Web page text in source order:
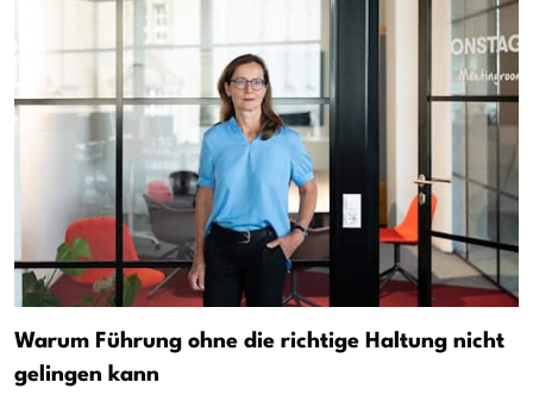
Warum Führung ohne die richtige Haltung nicht
gelingen kann